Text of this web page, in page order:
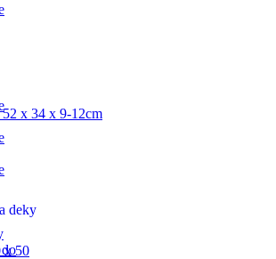
deky
x 34 x 9-12cm
x 50